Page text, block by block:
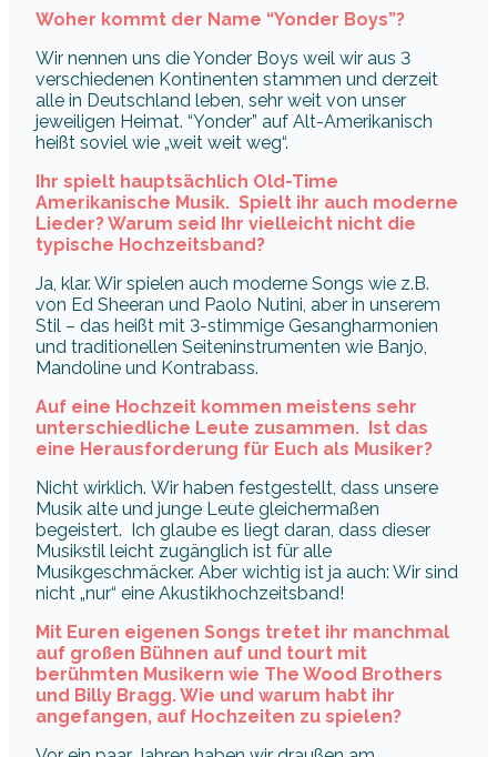
Woher kommt der Name “Yonder Boys”?
Wir nennen uns die Yonder Boys weil wir aus 3
verschiedenen Kontinenten stammen und derzeit
alle in Deutschland leben, sehr weit von unser
jeweiligen Heimat. “Yonder” auf Alt-Amerikanisch
heißt soviel wie „weit weit weg“.
Ihr spielt hauptsächlich Old-Time
Amerikanische Musik. Spielt ihr auch moderne
Lieder? Warum seid Ihr vielleicht nicht die
typische Hochzeitsband?
Ja, klar. Wir spielen auch moderne Songs wie z.B.
von Ed Sheeran und Paolo Nutini, aber in unserem
Stil – das heißt mit 3-stimmige Gesangharmonien
und traditionellen Seiteninstrumenten wie Banjo,
Mandoline und Kontrabass.
Auf eine Hochzeit kommen meistens sehr
unterschiedliche Leute zusammen. Ist das
eine Herausforderung für Euch als Musiker?
Nicht wirklich. Wir haben festgestellt, dass unsere
Musik alte und junge Leute gleichermaßen
begeistert. Ich glaube es liegt daran, dass dieser
Musikstil leicht zugänglich ist für alle
Musikgeschmäcker. Aber wichtig ist ja auch: Wir sind
nicht „nur“ eine Akustikhochzeitsband!
Mit Euren eigenen Songs tretet ihr manchmal
auf großen Bühnen auf und tourt mit
berühmten Musikern wie The Wood Brothers
und Billy Bragg. Wie und warum habt ihr
angefangen, auf Hochzeiten zu spielen?